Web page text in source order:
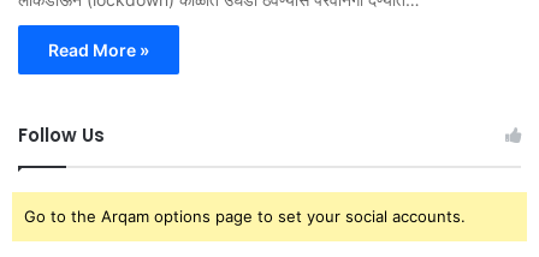
Read More »
Follow Us
Go to the Arqam options page to set your social accounts.